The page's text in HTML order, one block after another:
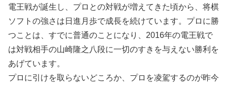
電王戦が誕生し、プロとの対戦が増えてきた頃から、将棋
ソフトの強さは日進月歩で成長を続けています。プロに勝
つことは、すでに普通のことになり、2016年の電王戦で
は対戦相手の山崎隆之八段に一切のすきを与えない勝利を
あげています。
プロに引けを取らないどころか、プロを凌駕するのが昨今